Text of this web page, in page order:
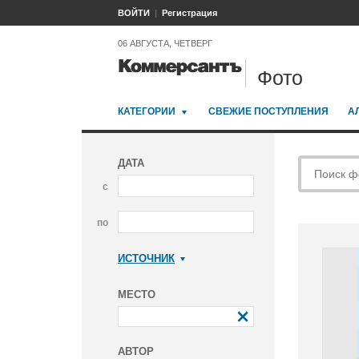
ВОЙТИ Регистрация
06 АВГУСТА, ЧЕТВЕРГ
Фото
КАТЕГОРИИ СВЕЖИЕ ПОСТУПЛЕНИЯ
ДАТА
с
по
ИСТОЧНИК
МЕСТО
АВТОР